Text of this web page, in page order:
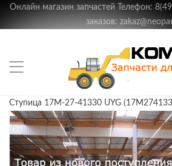
Онлайн магазин запчастей Телефон:
заказов:
Ступица 17M-27-41330 UYG